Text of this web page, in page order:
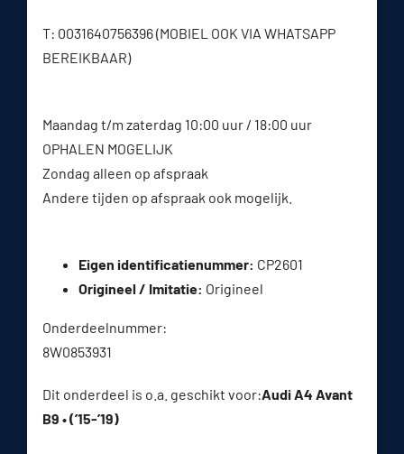
T: 0031640756396 (MOBIEL OOK VIA WHATSAPP
BEREIKBAAR)
Maandag t/m zaterdag 10:00 uur / 18:00 uur
OPHALEN MOGELIJK
Zondag alleen op afspraak
Andere tijden op afspraak ook mogelijk.
Eigen identificatienummer: CP2601
Origineel / Imitatie: Origineel
Onderdeelnummer:
8W0853931
Dit onderdeel is o.a. geschikt voor:Audi A4 Avant
B9 • (’15-’19)